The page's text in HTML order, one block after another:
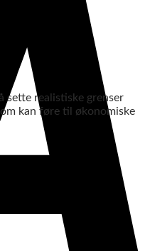
sette realistiske grenser
kan føre til økonomiske